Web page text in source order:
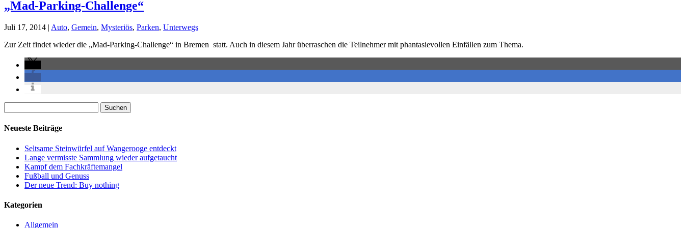
„Mad-Parking-Challenge“
Juli 17, 2014 | Auto, Gemein, Mysteriös, Parken, Unterwegs
Zur Zeit findet wieder die „Mad-Parking-Challenge“ in Bremen statt. Auch in diesem Jahr überraschen die Teilnehmer mit phantasievollen Einfällen zum Thema.
nach:
Neueste Beiträge
Seltsame Steinwürfel auf Wangerooge entdeckt
Lange vermisste Sammlung wieder aufgetaucht
Kampf dem Fachkräftemangel
Fußball und Genuss
Der neue Trend: Buy nothing
Kategorien
Allgemein